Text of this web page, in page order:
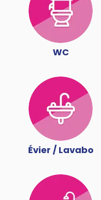
WC
Évier / Lavabo